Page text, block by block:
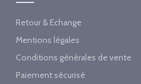
Retour & Echange
Mentions légales
Conditions générales de vente
Paiement sécurisé